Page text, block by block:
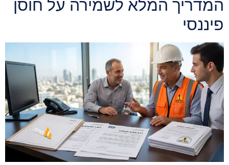
המדריך המלא לשמירה על חוסן
פיננסי